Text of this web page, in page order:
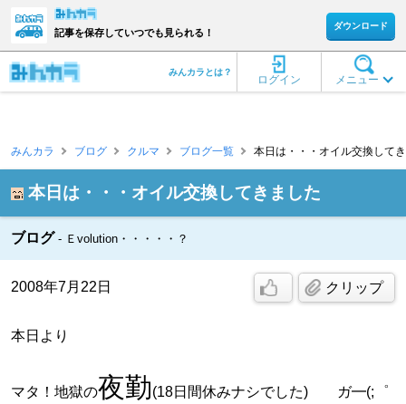
記事を保存していつでも見られる！
ダウンロード
メニュー
ログイン
みんカラとは？
みんカラ ブログ クルマ ブログ一覧 本日は・・・オイル交換して
本日は・・・オイル交換してきました
ブログ Ｅvolution・・・・・？
2008年7月22日 クリップ
本日より
マタ！地獄の夜勤(18日間休みナシでした) ガ━(;゜